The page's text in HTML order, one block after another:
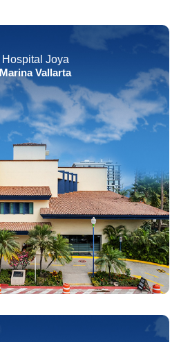
Hospital Joya
Marina Vallarta